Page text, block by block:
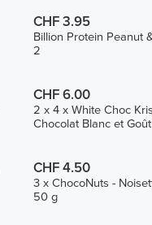
CHF 3.95
Billion Protein Peanut
2
CHF 6.00
2 x 4 x White Choc
Chocolat Blanc et
CHF 4.50
3 x ChocoNuts -
50 g